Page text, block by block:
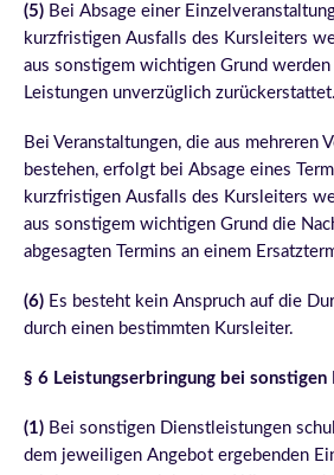
(5) Bei Absage einer
kurzfristigen Ausfalls des Kursleiters
aus sonstigem wichtigen Grund
Leistungen unverzüglich zurückerstattet.
Bei Veranstaltungen, die aus mehreren
bestehen, erfolgt bei Absage eines
kurzfristigen Ausfalls des Kursleiters
aus sonstigem wichtigen Grund die
abgesagten Termins an einem
(6) Es besteht kein Anspruch auf die
durch einen bestimmten Kursleiter.
§ 6 Leistungserbringung bei sonstigen
(1) Bei sonstigen Dienstleistungen
dem jeweiligen Angebot ergebenden